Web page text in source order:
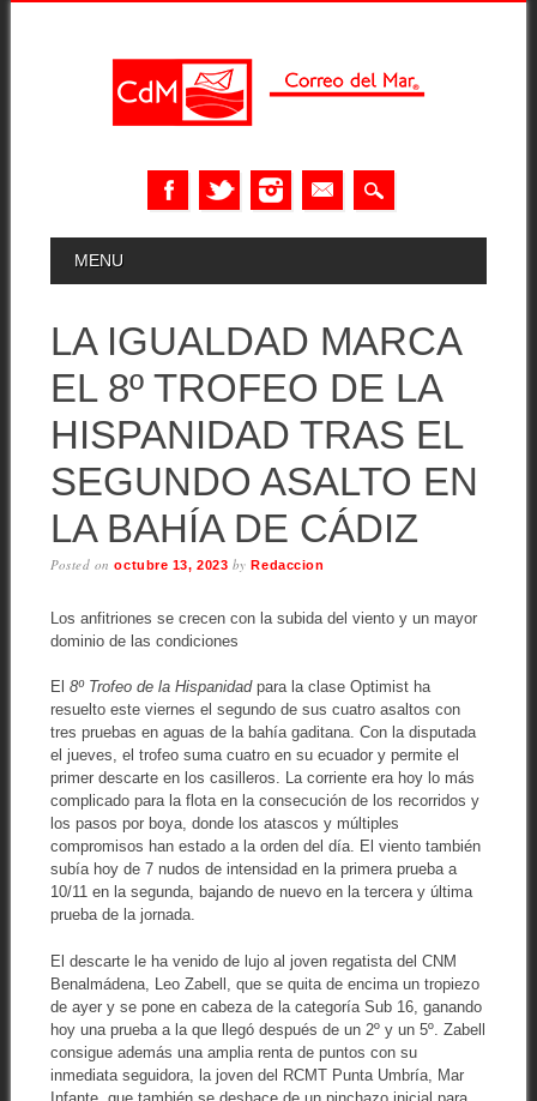
MAIN MENU
MENU
LA IGUALDAD MARCA
EL 8º TROFEO DE LA
HISPANIDAD TRAS EL
SEGUNDO ASALTO EN
LA BAHÍA DE CÁDIZ
Posted onoctubre 13, 2023 byRedaccion
Los anfitriones se crecen con la subida del viento y un mayor
dominio de las condiciones
El 8º Trofeo de la Hispanidad para la clase Optimist ha
resuelto este viernes el segundo de sus cuatro asaltos con
tres pruebas en aguas de la bahía gaditana. Con la disputada
el jueves, el trofeo suma cuatro en su ecuador y permite el
primer descarte en los casilleros. La corriente era hoy lo más
complicado para la flota en la consecución de los recorridos y
los pasos por boya, donde los atascos y múltiples
compromisos han estado a la orden del día. El viento también
subía hoy de 7 nudos de intensidad en la primera prueba a
10/11 en la segunda, bajando de nuevo en la tercera y última
prueba de la jornada.
El descarte le ha venido de lujo al joven regatista del CNM
Benalmádena, Leo Zabell, que se quita de encima un tropiezo
de ayer y se pone en cabeza de la categoría Sub 16, ganando
hoy una prueba a la que llegó después de un 2º y un 5º. Zabell
consigue además una amplia renta de puntos con su
inmediata seguidora, la joven del RCMT Punta Umbría, Mar